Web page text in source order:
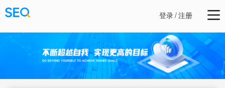
登录/注册